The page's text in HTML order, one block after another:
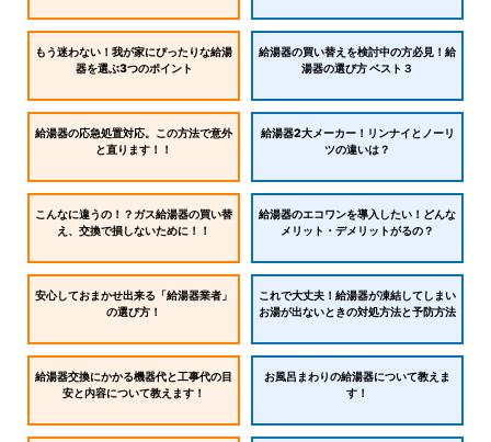
もう迷わない！我が家にぴったりな給湯
器を選ぶ3つのポイント
給湯器の買い替えを検討中の方必見！給
湯器の選び方 ベスト３
給湯器の応急処置対応。この方法で意外
と直ります！！
給湯器2大メーカー！リンナイとノーリ
ツの違いは？
こんなに違うの！？ガス給湯器の買い替
え、交換で損しないために！！
給湯器のエコワンを導入したい！どんな
メリット・デメリットがるの？
安心しておまかせ出来る「給湯器業者」
の選び方！
これで大丈夫！給湯器が凍結してしまい
お湯が出ないときの対処方法と予防方法
給湯器交換にかかる機器代と工事代の目
安と内容について教えます！
お風呂まわりの給湯器について教えま
す！